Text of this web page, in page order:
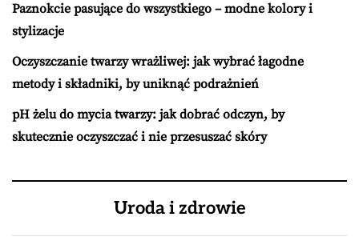
Paznokcie pasujące do wszystkiego – modne kolory i
stylizacje
Oczyszczanie twarzy wrażliwej: jak wybrać łagodne
metody i składniki, by uniknąć podrażnień
pH żelu do mycia twarzy: jak dobrać odczyn, by
skutecznie oczyszczać i nie przesuszać skóry
Uroda i zdrowie